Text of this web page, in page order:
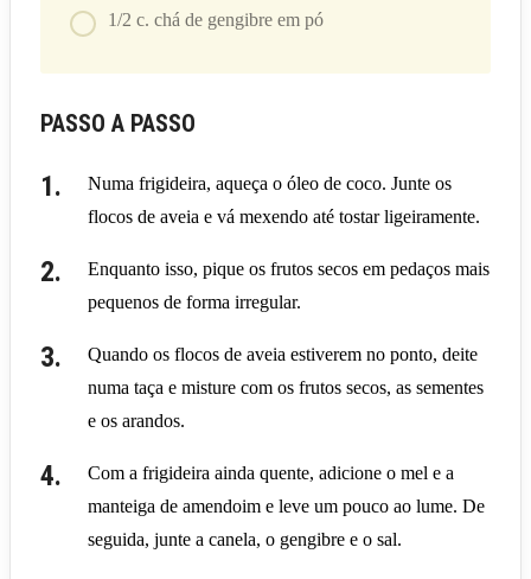
1/2 c. chá de gengibre em pó
PASSO A PASSO
Numa frigideira, aqueça o óleo de coco. Junte os
flocos de aveia e vá mexendo até tostar ligeiramente.
Enquanto isso, pique os frutos secos em pedaços mais
pequenos de forma irregular.
Quando os flocos de aveia estiverem no ponto, deite
numa taça e misture com os frutos secos, as sementes
e os arandos.
Com a frigideira ainda quente, adicione o mel e a
manteiga de amendoim e leve um pouco ao lume. De
seguida, junte a canela, o gengibre e o sal.